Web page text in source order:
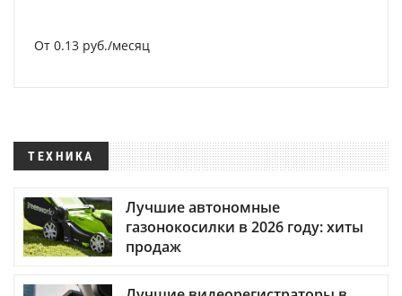
От 0.13 руб./месяц
ТЕХНИКА
Лучшие автономные
газонокосилки в 2026 году: хиты
продаж